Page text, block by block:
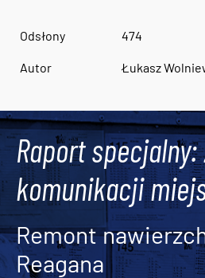
Odsłony 474
Autor Łukasz
Raport
komunikacji
Remont
Reagana